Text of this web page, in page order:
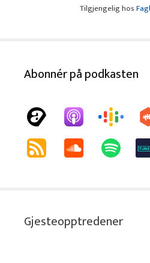
Tilgjengelig hos
Abonnér på podkasten
Gjesteopptredener